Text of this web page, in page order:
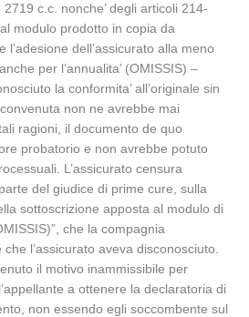
c.c. nonche’ degli articoli 214-
modulo prodotto in copia da
dell’assicurato alla meno
per l’annualita’ (OMISSIS) –
la conformita’ all’originale sin
non ne avrebbe mai
ragioni, il documento de quo
probatorio e non avrebbe potuto
L’assicurato censura
del giudice di prime cure, sulla
sottoscrizione apposta al modulo di
che la compagnia
l’assicurato aveva disconosciuto.
il motivo inammissibile per
a ottenere la declaratoria di
non essendo egli soccombente sul